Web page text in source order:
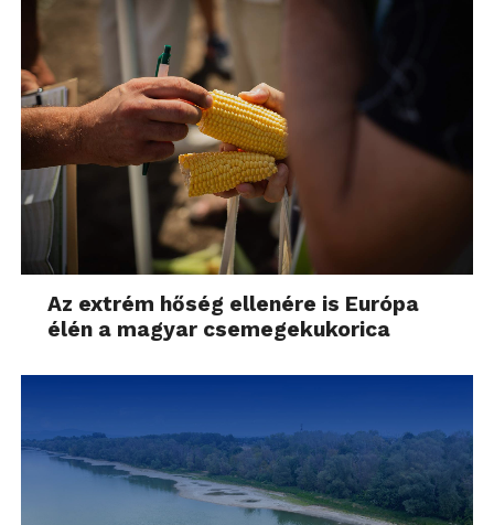
Az extrém hőség ellenére is Európa
élén a magyar csemegekukorica